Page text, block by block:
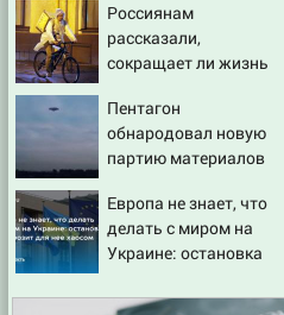
раскрылась слишком
поздно: история
одной семьи
Россиянам
рассказали,
сокращает ли жизнь
Пентагон
обнародовал новую
партию материалов
Вести.ru
Европа не знает, что
делать с миром на
Украине: остановка
хаосом